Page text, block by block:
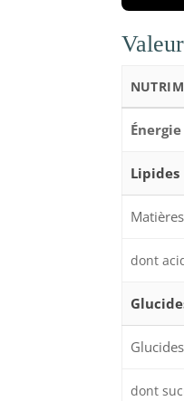
Énergie
Lipides
dont
dont